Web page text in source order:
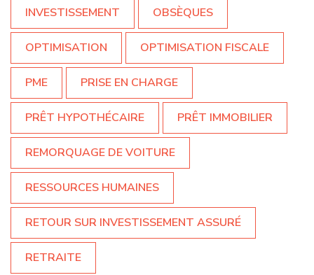
INVESTISSEMENT OBSÈQUES
OPTIMISATION OPTIMISATION FISCALE
PME PRISE EN CHARGE
PRÊT HYPOTHÉCAIRE PRÊT IMMOBILIER
REMORQUAGE DE VOITURE
RESSOURCES HUMAINES
RETOUR SUR INVESTISSEMENT ASSURÉ
RETRAITE